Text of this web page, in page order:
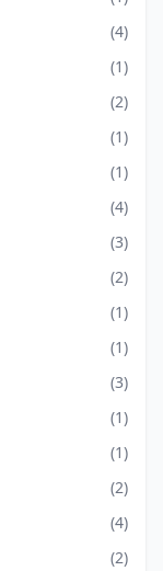
(4)
(1)
(2)
(1)
(1)
(4)
(3)
(2)
(1)
(1)
(3)
(1)
(1)
(2)
(4)
(2)